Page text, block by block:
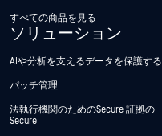
すべての商品を見る
ソリューション
AIや分析を支えるデータを保護する
パッチ管理
法執行機関のためのSecure 証拠の
Secure